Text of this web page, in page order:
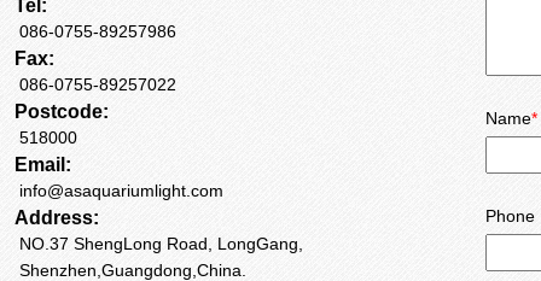
Tel:
086-0755-89257986
Fax:
086-0755-89257022
Postcode:
518000
Email:
info@asaquariumlight.com
Address:
NO.37 ShengLong Road, LongGang,
Shenzhen,Guangdong,China.
Name*
Phone